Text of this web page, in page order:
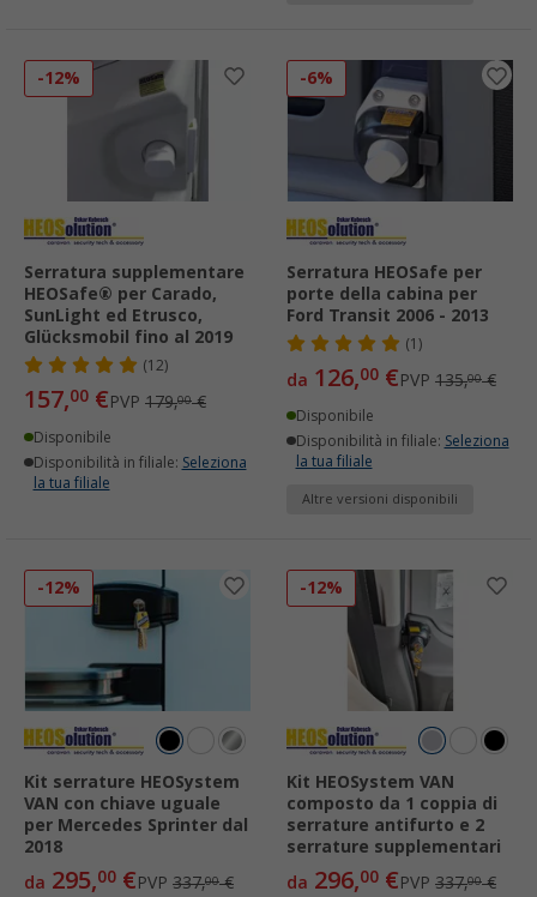
-12%
Serratura supplementare
HEOSafe® per Carado,
SunLight ed Etrusco,
Glücksmobil fino al 2019
(12)
157,00 €PVP 179,00€
Disponibile
Disponibilità in filiale: Seleziona
la tua filiale
-6%
Serratura HEOSafe per
porte della cabina per
Ford Transit 2006 - 2013
(1)
da 126,00 €PVP 135,00€
Disponibile
Disponibilità in filiale: Seleziona
la tua filiale
Altre versioni disponibili
-12%
Kit serrature HEOSystem
VAN con chiave uguale
per Mercedes Sprinter dal
2018
da 295,00 €PVP 337,00€
-12%
Kit HEOSystem VAN
composto da 1 coppia di
serrature antifurto e 2
serrature supplementari
da 296,00 €PVP 337,00€